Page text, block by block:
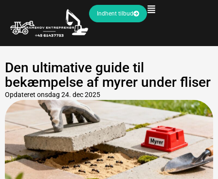
Indhent tilbud
Den ultimative guide til
bekæmpelse af myrer under fliser
Opdateret onsdag 24. dec 2025